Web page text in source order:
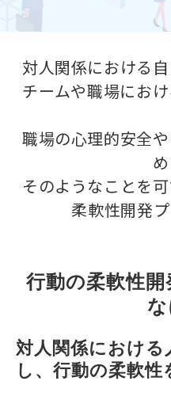
セミ
資料
パー
対人関係における
チームや職場にお
職場の心理的安全
そのようなことを
柔軟性開発
行動の柔軟性
な
対人関係におけ
し、行動の柔軟性